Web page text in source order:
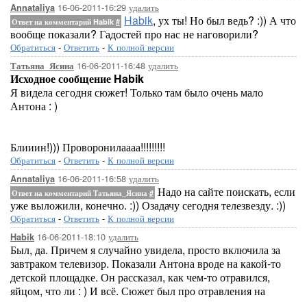
Annataliya 16-06-2011-16:29 удалить
Ответ на комментарий Habik # Habik, ух ты! Но был ведь? :)) А что
вообще показали? Гадостей про нас не наговорили?
Обратиться - Ответить - К полной версии
Татьяна_Ясина 16-06-2011-16:48 удалить
Исходное сообщение Habik
Я видела сегодня сюжет! Только там было очень мало
Антона : )
Блииин!))) Проворонилаааа!!!!!!!!!
Обратиться - Ответить - К полной версии
Annataliya 16-06-2011-16:58 удалить
Ответ на комментарий Татьяна_Ясина # Надо на сайте поискать, если
уже выложили, конечно. :)) Озадачу сегодня телезвезду. :))
Обратиться - Ответить - К полной версии
Habik 16-06-2011-18:10 удалить
Был, да. Причем я случайно увидела, просто включила за
завтраком телевизор. Показали Антона вроде на какой-то
детской площадке. Он рассказал, как чем-то отравился,
яйцом, что ли : ) И всё. Сюжет был про отравления на